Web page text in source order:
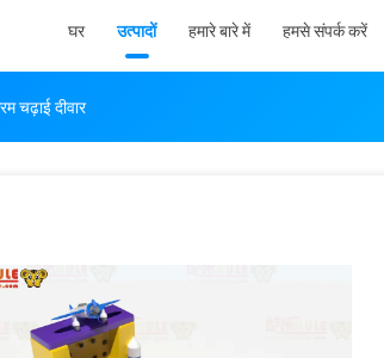
घर उत्पादों हमारे बारे में हमसे संपर्क करें
चढ़ाई दीवार